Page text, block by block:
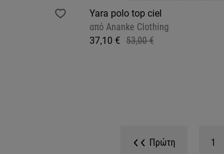
Yara polo top ciel
από Ananke Clothing
37,10 € 53,00 €
Πρώτη 1